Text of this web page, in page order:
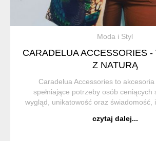
Moda i Styl
CARADELUA ACCESSORIES -
Z NATURĄ
Caradelua Accessories to
spełniające potrzeby osób ceniących
wygląd, unikatowość oraz świadomość,
produktów używane są
czytaj dalej...